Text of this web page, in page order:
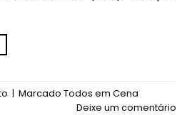
| Marcado Todos em Cena
Deixe um comentário